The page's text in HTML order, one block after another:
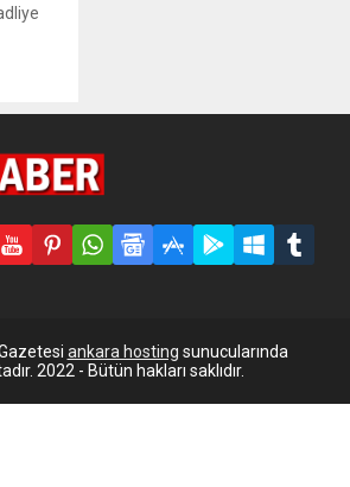
5 kişi
yerel
ankara hosting sunucularında
2022 - Bütün hakları saklıdır.